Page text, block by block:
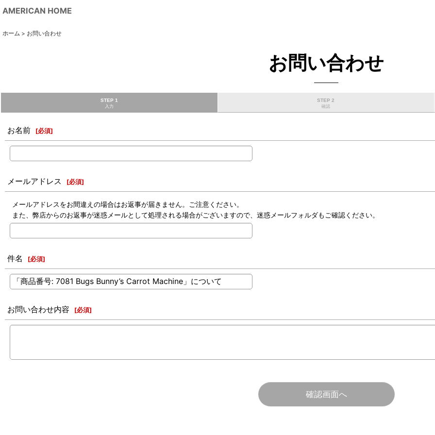
AMERICAN HOME
ホーム > お問い合わせ
お問い合わせ
STEP 1
入力
STEP 2
確認
お名前 [必須]
メールアドレス [必須]
メールアドレスをお間違えの場合はお返事が届きません。ご注意ください。
また、弊店からのお返事が迷惑メールとして処理される場合がございますので、迷惑メールフォルダもご確認ください。
件名 [必須]
お問い合わせ内容 [必須]
確認画面へ